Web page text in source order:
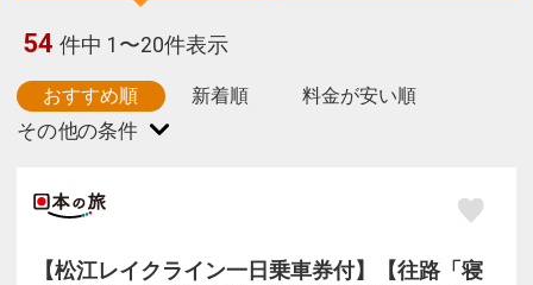
54 件中 1〜20件表示
おすすめ順 新着順 料金が安い順
【松江レイクライン一日乗車券付】【往路「寝